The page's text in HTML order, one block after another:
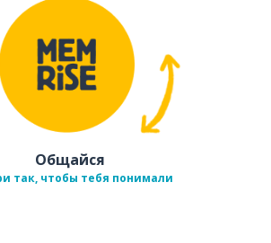
Общайся
так, чтобы тебя понимали